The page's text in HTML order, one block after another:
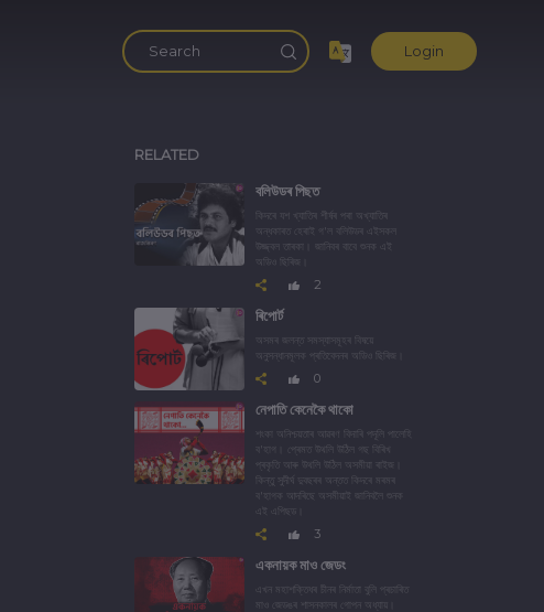
Login
RELATED
বলিউডৰ পিছত
কিদৰে যশ খ্যাতিৰ শীৰ্ষৰ পৰা অখ্যাতিৰ
অন্ধকাৰত হেৰাই গ'ল বলিউডৰ এইসকল
উজ্জ্বল তাৰকা। জানিবৰ বাবে শুনক এই
অডিও ছিৰিজ।
2
ৰিপোৰ্ট
অসমৰ জলন্ত সমস্যাসমূহৰ বিষয়ে
অনুসন্ধানমূলক প্ৰতিবেদনৰ অডিও ছিৰিজ।
0
নেপাতি কেনেকৈ থাকো
শংকা অনিশ্চয়তাৰ আৱৰণ বিদাৰি পদূলি পালেহি
ব'হাগ। প্ৰেমত উথলি উঠিল গছ বিৰিখ
প্ৰকৃতি আৰু উথলি উঠিল অসমীয়া ৰাইজ।
কিন্তু সুদীৰ্ঘ দুবছৰৰ অন্তত কিদৰে মৰমৰ
ব'হাগক আদৰিছে অসমীয়াই জানিবলৈ শুনক
এই এপিছড।
3
একনায়ক মাও জেডং
এখন মহাশক্তিধৰ চীনৰ নিৰ্মাতা বুলি প্ৰচাৰিত
মাও জেডঙৰ শাসনকালৰ গোপন অধ্যায়।